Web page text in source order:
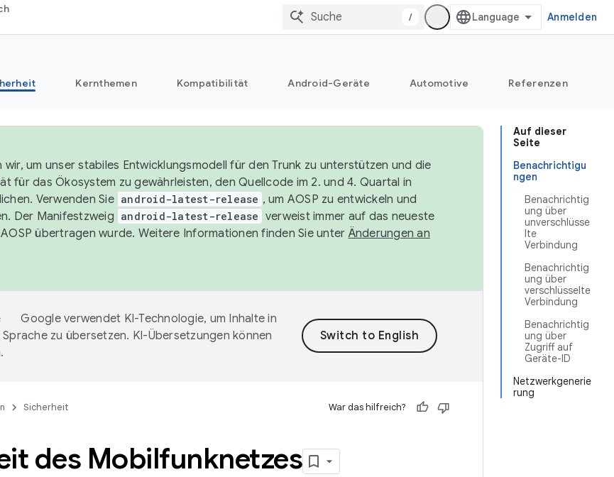
/ Anmelden
Kernthemen Kompatibilität Android-Geräte Automotive Referenzen
Auf dieser
Seite
Benachrichtigu
ngen
Benachrichtig
ung über
unverschlüsse
lte
Verbindung
Benachrichtig
ung über
verschlüsselte
Verbindung
Benachrichtig
ung über
Zugriff auf
Geräte-ID
Netzwerkgenerie
rung
wir, um unser stabiles Entwicklungsmodell für den Trunk zu unterstützen und die
für das Ökosystem zu gewährleisten, den Quellcode im 2. und 4. Quartal in
Verwenden Sie android-latest-release , um AOSP zu entwickeln und
Der Manifestzweig android-latest-release verweist immer auf das neueste
übertragen wurde. Weitere Informationen finden Sie unter Änderungen an
Google verwendet KI-Technologie, um Inhalte in
zu übersetzen. KI-Übersetzungen können
Sicherheit War das hilfreich?
des Mobilfunknetzes